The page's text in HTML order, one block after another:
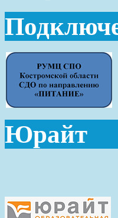
Юрайт